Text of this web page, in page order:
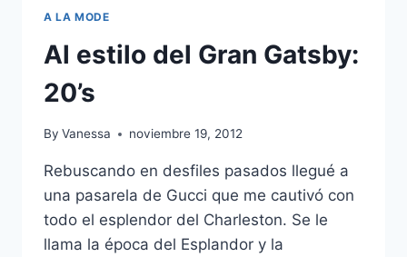
A LA MODE
Al estilo del Gran Gatsby:
20’s
By Vanessa noviembre 19, 2012
Rebuscando en desfiles pasados llegué a
una pasarela de Gucci que me cautivó con
todo el esplendor del Charleston. Se le
llama la época del Esplandor y la